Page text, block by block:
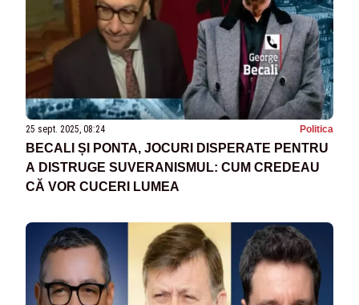
25 sept. 2025, 08:24 Politica
BECALI ȘI PONTA, JOCURI DISPERATE PENTRU
A DISTRUGE SUVERANISMUL: CUM CREDEAU
CĂ VOR CUCERI LUMEA